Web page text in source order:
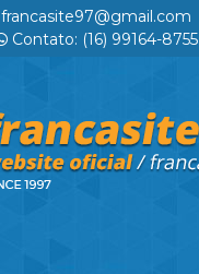
francasite97@gmail.com
Contato: (16) 99164-8755